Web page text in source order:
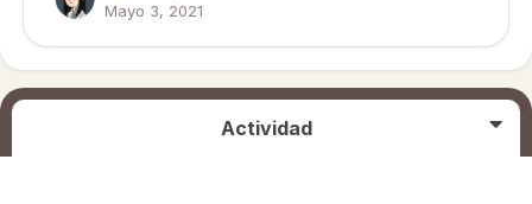
Mayo 3, 2021
Actividad